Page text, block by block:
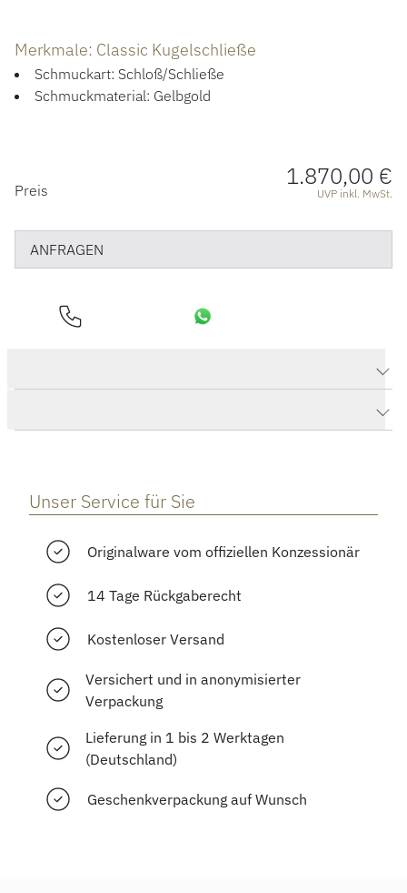
ÜBER UNS
Merkmale: Classic Kugelschließe
Schmuckart: Schloß/Schließe
Schmuckmaterial: Gelbgold
PREISINFORMATIONEN
Preis 1.870,00 €
UVP inkl. MwSt.
ANFRAGEN
Unser Service für Sie
Originalware vom offiziellen Konzessionär
14 Tage Rückgaberecht
Kostenloser Versand
Versichert und in anonymisierter
Verpackung
Lieferung in 1 bis 2 Werktagen
(Deutschland)
Geschenkverpackung auf Wunsch